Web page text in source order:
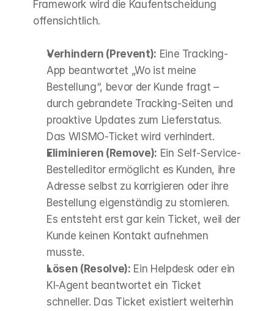
Framework wird die Kaufentscheidung
offensichtlich.
Verhindern (Prevent): Eine Tracking-
App beantwortet „Wo ist meine
Bestellung“, bevor der Kunde fragt –
durch gebrandete Tracking-Seiten und
proaktive Updates zum Lieferstatus.
Das WISMO-Ticket wird verhindert.
Eliminieren (Remove): Ein Self-Service-
Bestelleditor ermöglicht es Kunden, ihre
Adresse selbst zu korrigieren oder ihre
Bestellung eigenständig zu stornieren.
Es entsteht erst gar kein Ticket, weil der
Kunde keinen Kontakt aufnehmen
musste.
Lösen (Resolve): Ein Helpdesk oder ein
KI-Agent beantwortet ein Ticket
schneller. Das Ticket existiert weiterhin